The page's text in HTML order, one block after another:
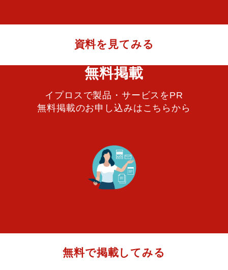
資料を見てみる
無料掲載
イプロスで製品・サービスをPR
無料掲載のお申し込みはこちらから
無料で掲載してみる